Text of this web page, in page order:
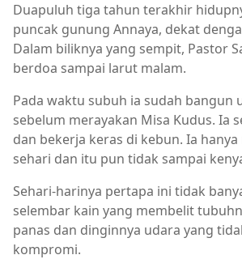
Duapuluh tiga tahun terakhir
puncak gunung Annaya, dekat
Dalam biliknya yang sempit, Pastor
berdoa sampai larut malam.
Pada waktu subuh ia sudah bangun
sebelum merayakan Misa Kudus. Ia
dan bekerja keras di kebun. Ia
sehari dan itu pun tidak sampai
Sehari-harinya pertapa ini tidak
selembar kain yang membelit
panas dan dinginnya udara yang
kompromi.